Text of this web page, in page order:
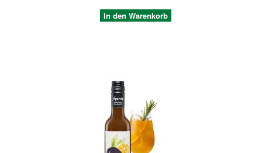
In den Warenkorb